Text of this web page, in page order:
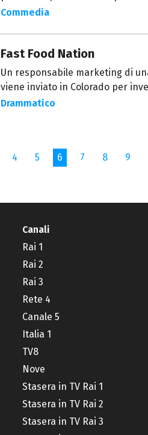
Commedia
Fast Food Nation
Un responsabile marketing di
viene inviato in Colorado per
Drammatico
4 5 6 7 8 9
Canali
Rai 1
Rai 2
Rai 3
Rete 4
Canale 5
Italia 1
TV8
Nove
Stasera in TV Rai 1
Stasera in TV Rai 2
Stasera in TV Rai 3